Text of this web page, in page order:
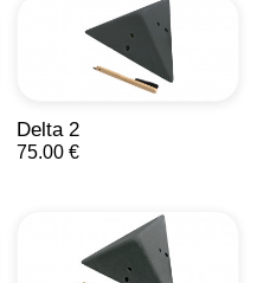
Delta 2
75.00 €